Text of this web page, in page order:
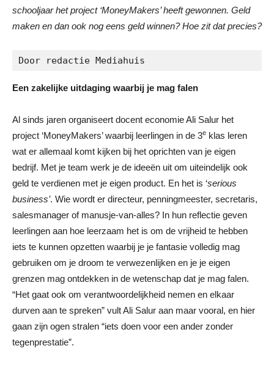
schooljaar het project ‘MoneyMakers’ heeft gewonnen. Geld
maken en dan ook nog eens geld winnen? Hoe zit dat precies?
Door redactie Mediahuis
Een zakelijke uitdaging waarbij je mag falen
Al sinds jaren organiseert docent economie Ali Salur het
project ‘MoneyMakers’ waarbij leerlingen in de 3e klas leren
wat er allemaal komt kijken bij het oprichten van je eigen
bedrijf. Met je team werk je de ideeën uit om uiteindelijk ook
geld te verdienen met je eigen product. En het is ‘serious
business’. Wie wordt er directeur, penningmeester, secretaris,
salesmanager of manusje-van-alles? In hun reflectie geven
leerlingen aan hoe leerzaam het is om de vrijheid te hebben
iets te kunnen opzetten waarbij je je fantasie volledig mag
gebruiken om je droom te verwezenlijken en je je eigen
grenzen mag ontdekken in de wetenschap dat je mag falen.
“Het gaat ook om verantwoordelijkheid nemen en elkaar
durven aan te spreken” vult Ali Salur aan maar vooral, en hier
gaan zijn ogen stralen “iets doen voor een ander zonder
tegenprestatie”.